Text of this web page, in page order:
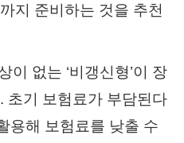
지 준비하는 것을 추천
이 없는 ‘비갱신형’이 장
초기 보험료가 부담된다
용해 보험료를 낮출 수